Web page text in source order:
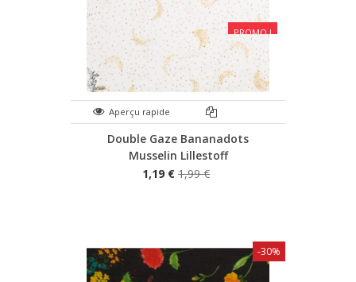
PROMO !
Aperçu rapide
Double Gaze Bananadots
Musselin Lillestoff
1,19 € 1,99 €
-30%